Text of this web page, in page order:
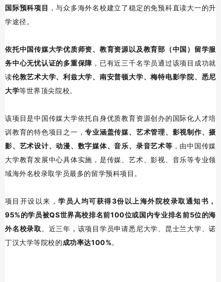
国际预科项目 ，与众多海外名校建立了稳定的免预科直读大一的升
学途径。
依托中国传媒大学优质师资、教育资源以及教育部（中国）留学服
务中心无忧认证的多重保障 ，已有近三千名学员通过该项目成功就
读伦敦艺术大学、利兹大学、南安普顿大学、梅特电影学院、悉尼
大学等世界顶尖院校。
该项目是中国传媒大学依托自身优质教育资源创办的国际化人才培
训教育的特色项目之一，专业涵盖传媒、艺术管理、影视制作、摄
影、艺术设计、动漫、数字媒体、音乐、录音艺术等 ，由中国传媒
大学教育发展中心具体实施，是传媒、艺术、影视、音乐等专业领
域海外名校录取学员最多的留学预科项目。
项目开设以来，学员人均可获得3份以上海外院校录取通知书，
95%的学员被QS世界高校排名前100位或国内专业排名前5位的海
外名校录取 。近三年，该项目学员申请悉尼大学、昆士兰大学、诺
丁汉大学等院校的成功率达100%。